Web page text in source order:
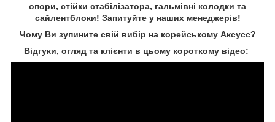
опори, стійки стабілізатора, гальмівні колодки та
сайлентблоки! Запитуйте у наших менеджерів!
Чому Ви зупините свій вибір на корейському Аксусс?
Відгуки, огляд та клієнти в цьому короткому відео: